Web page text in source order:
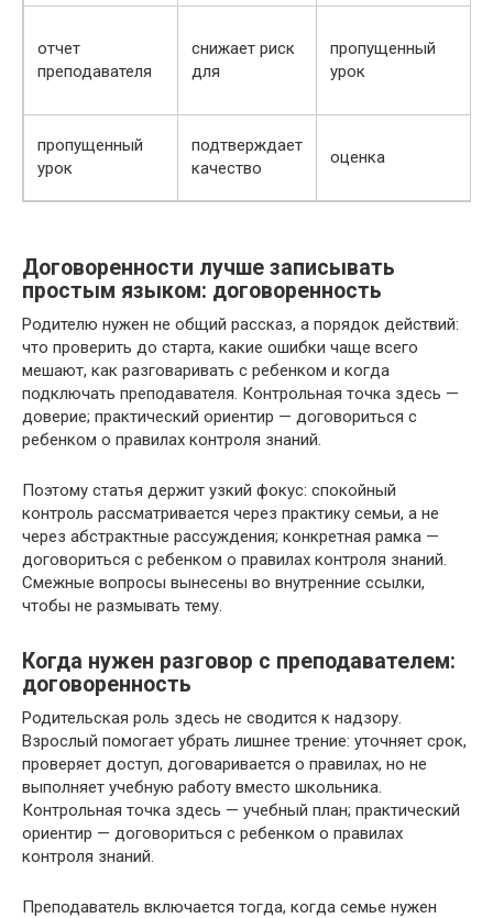
отчет
преподавателя
снижает риск
для
пропущенный
урок
пропущенный
урок
подтверждает
качество
оценка
Договоренности лучше записывать
простым языком: договоренность
Родителю нужен не общий рассказ, а порядок действий:
что проверить до старта, какие ошибки чаще всего
мешают, как разговаривать с ребенком и когда
подключать преподавателя. Контрольная точка здесь —
доверие; практический ориентир — договориться с
ребенком о правилах контроля знаний.
Поэтому статья держит узкий фокус: спокойный
контроль рассматривается через практику семьи, а не
через абстрактные рассуждения; конкретная рамка —
договориться с ребенком о правилах контроля знаний.
Смежные вопросы вынесены во внутренние ссылки,
чтобы не размывать тему.
Когда нужен разговор с преподавателем:
договоренность
Родительская роль здесь не сводится к надзору.
Взрослый помогает убрать лишнее трение: уточняет срок,
проверяет доступ, договаривается о правилах, но не
выполняет учебную работу вместо школьника.
Контрольная точка здесь — учебный план; практический
ориентир — договориться с ребенком о правилах
контроля знаний.
Преподаватель включается тогда, когда семье нужен